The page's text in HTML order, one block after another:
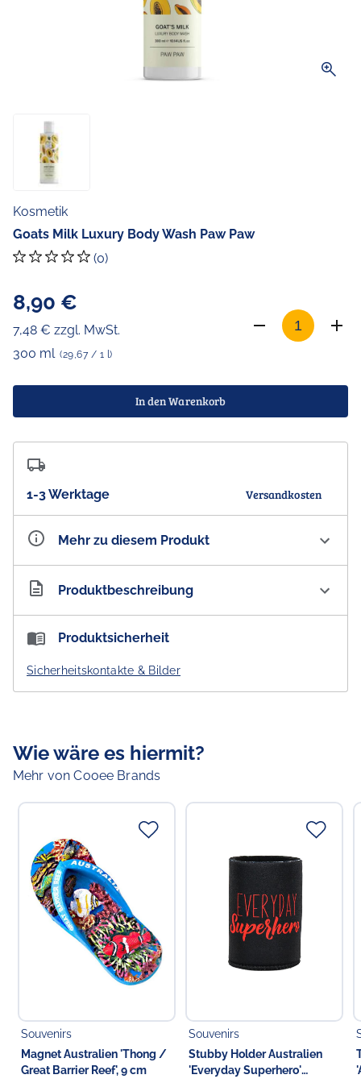
zoom_in
Kosmetik
Goats Milk Luxury Body Wash Paw Paw
(0)
8,90 €
7,48 € zzgl. MwSt.
300 ml (29,67 / 1 l)
In den Warenkorb
1-3 Werktage Versandkosten
Mehr zu diesem Produkt
Artikelnummer AU300120
Produktbeschreibung
The Australian Cosmetics Company Goats Milk Luxury
das pH-Gleichgewicht der Fettsäuren in der
Ziegenmilch ist dem des menschlichen Körpers sehr
ähnlich.
Verantwortlicher Lebensmittelunternehmer
Verantwortliche Person in der EU
Choppy's Food & Non-Food GmbH
Koldingstr. 1B
22769 Hamburg
Deutschland
Produktsicherheit
Sicherheitskontakte & Bilder
Wie wäre es hiermit?
Mehr von Cooee Brands
Souvenirs
Magnet Australien 'Thong /
Great Barrier Reef', 9 cm
Souvenirs
Stubby Holder Australien
'Everyday Superhero'